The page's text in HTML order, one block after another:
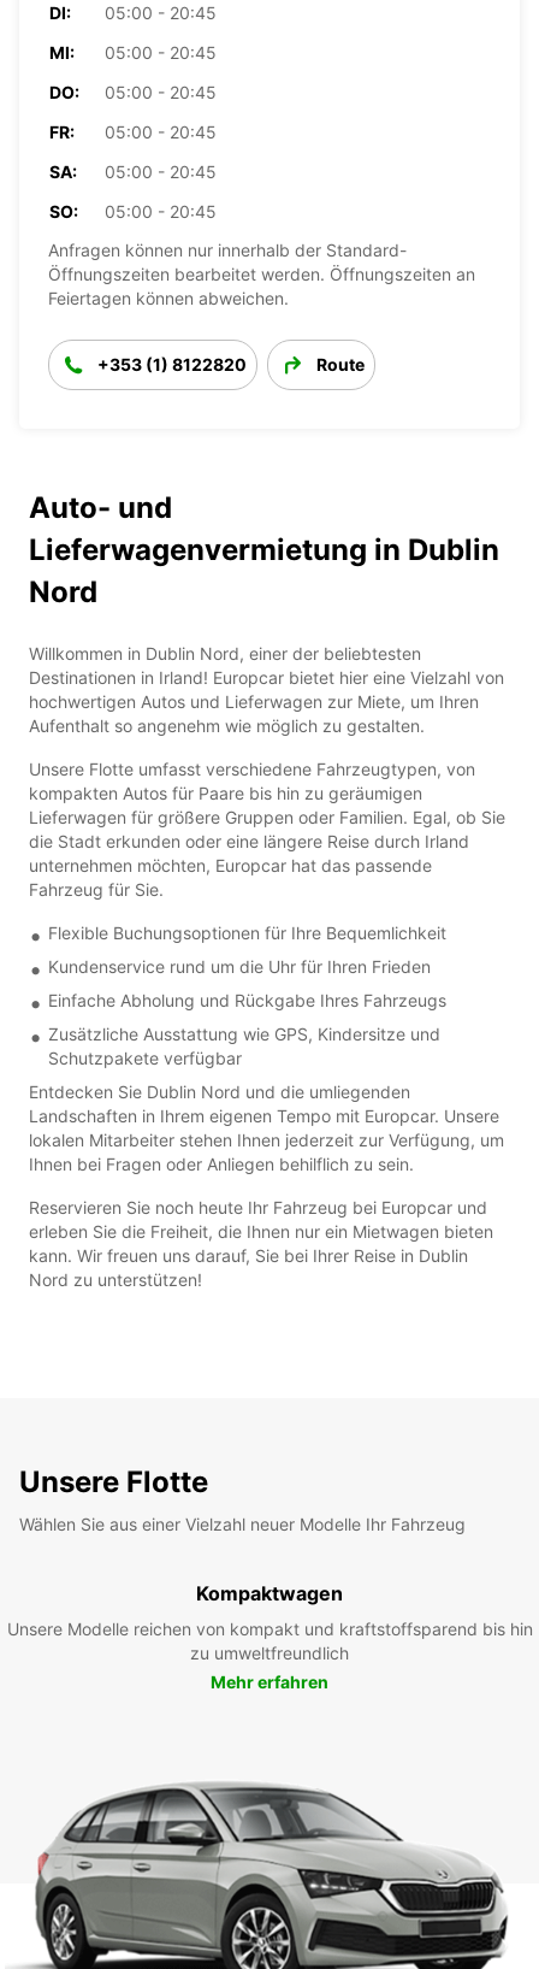
DI:
05:00 - 20:45
MI:
05:00 - 20:45
DO:
05:00 - 20:45
FR:
05:00 - 20:45
SA:
05:00 - 20:45
SO:
05:00 - 20:45
Anfragen können nur innerhalb der Standard-
Öffnungszeiten bearbeitet werden. Öffnungszeiten an
Feiertagen können abweichen.
+353 (1) 8122820 Route
Auto- und
Lieferwagenvermietung in Dublin
Nord
Willkommen in Dublin Nord, einer der beliebtesten
Destinationen in Irland! Europcar bietet hier eine Vielzahl von
hochwertigen Autos und Lieferwagen zur Miete, um Ihren
Aufenthalt so angenehm wie möglich zu gestalten.
Unsere Flotte umfasst verschiedene Fahrzeugtypen, von
kompakten Autos für Paare bis hin zu geräumigen
Lieferwagen für größere Gruppen oder Familien. Egal, ob Sie
die Stadt erkunden oder eine längere Reise durch Irland
unternehmen möchten, Europcar hat das passende
Fahrzeug für Sie.
Flexible Buchungsoptionen für Ihre Bequemlichkeit
Kundenservice rund um die Uhr für Ihren Frieden
Einfache Abholung und Rückgabe Ihres Fahrzeugs
Zusätzliche Ausstattung wie GPS, Kindersitze und
Schutzpakete verfügbar
Entdecken Sie Dublin Nord und die umliegenden
Landschaften in Ihrem eigenen Tempo mit Europcar. Unsere
lokalen Mitarbeiter stehen Ihnen jederzeit zur Verfügung, um
Ihnen bei Fragen oder Anliegen behilflich zu sein.
Reservieren Sie noch heute Ihr Fahrzeug bei Europcar und
erleben Sie die Freiheit, die Ihnen nur ein Mietwagen bieten
kann. Wir freuen uns darauf, Sie bei Ihrer Reise in Dublin
Nord zu unterstützen!
Unsere Flotte
Wählen Sie aus einer Vielzahl neuer Modelle Ihr Fahrzeug
Kompaktwagen
Unsere Modelle reichen von kompakt und kraftstoffsparend bis hin
zu umweltfreundlich
Mehr erfahren